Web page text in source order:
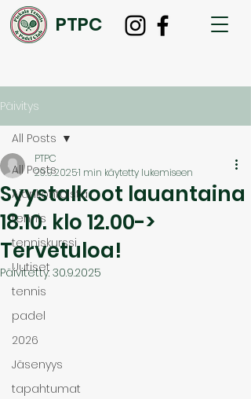
PTPC
Päivitys
All Posts
Ajankohtaista
tennis
tenniskurssi
Uutiset
tennis
padel
2026
Jäsenyys
tapahtumat
All Posts
Syystalkoot lauantaina
18.10. klo 12.00->
Tervetuloa!
PTPC
29.9.20251 min käytetty lukemiseen
Päivitetty: 30.9.2025